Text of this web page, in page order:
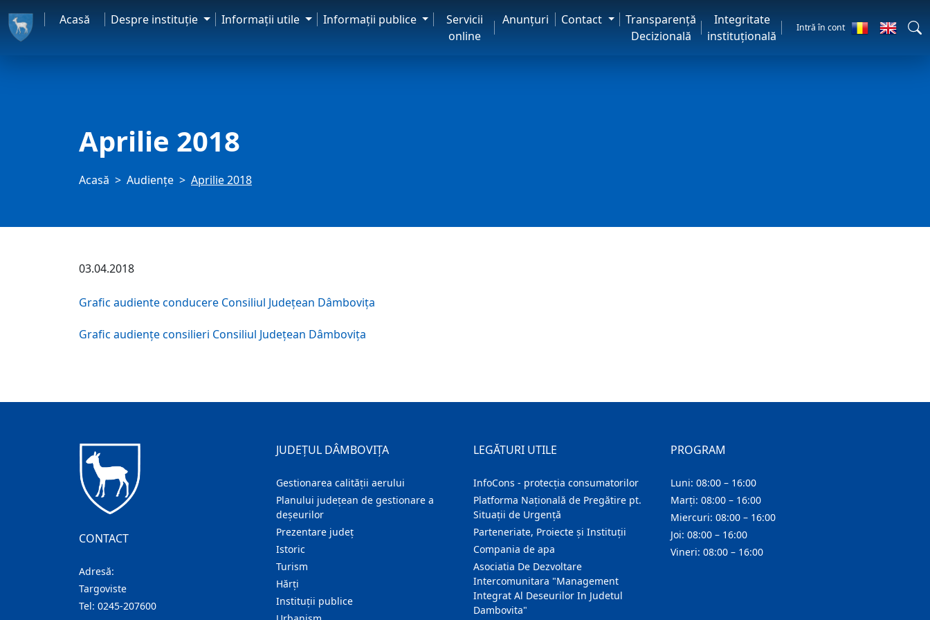
Acasă Despre instituţie Informaţii utile Informaţii publice
Servicii
online
Anunţuri Contact
Transparență
Decizională
Integritate
instituțională
Intră în cont
Aprilie 2018
Acasă Audienţe Aprilie 2018
03.04.2018
Grafic audiente conducere Consiliul Județean Dâmbovița
Grafic audiențe consilieri Consiliul Județean Dâmbovița
CONTACT
Adresă:
Targoviste
Tel: 0245-207600
JUDEȚUL DÂMBOVIȚA
Gestionarea calității aerului
Planului județean de gestionare a
deșeurilor
Prezentare judeţ
Istoric
Turism
Hărţi
Instituţii publice
LEGĂTURI UTILE
InfoCons - protecția consumatorilor
Platforma Națională de Pregătire pt.
Situații de Urgență
Parteneriate, Proiecte și Instituții
Compania de apa
Asociatia De Dezvoltare
Intercomunitara "Management
Integrat Al Deseurilor In Judetul
Dambovita"
PROGRAM
Luni: 08:00 – 16:00
Marți: 08:00 – 16:00
Miercuri: 08:00 – 16:00
Joi: 08:00 – 16:00
Vineri: 08:00 – 16:00